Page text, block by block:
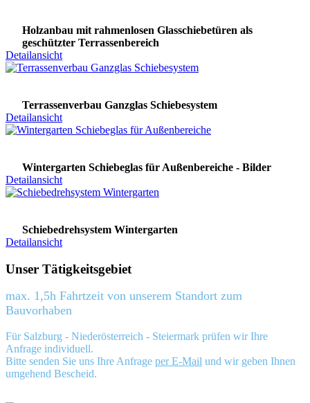
Holzanbau mit rahmenlosen Glasschiebetüren als
geschützter Terrassenbereich
Detailansicht
Terrassenverbau Ganzglas Schiebesystem
Detailansicht
Wintergarten Schiebeglas für Außenbereiche - Bilder
Detailansicht
Schiebedrehsystem Wintergarten
Detailansicht
Unser Tätigkeitsgebiet
max. 1,5h Fahrtzeit von unserem Standort zum
Bauvorhaben
Für Salzburg - Niederösterreich - Steiermark prüfen wir Ihre
Anfrage individuell.
Bitte senden Sie uns Ihre Anfrage per E-Mail und wir geben Ihnen
umgehend Bescheid.